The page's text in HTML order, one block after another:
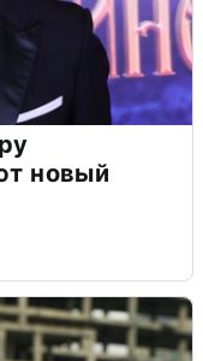
новый